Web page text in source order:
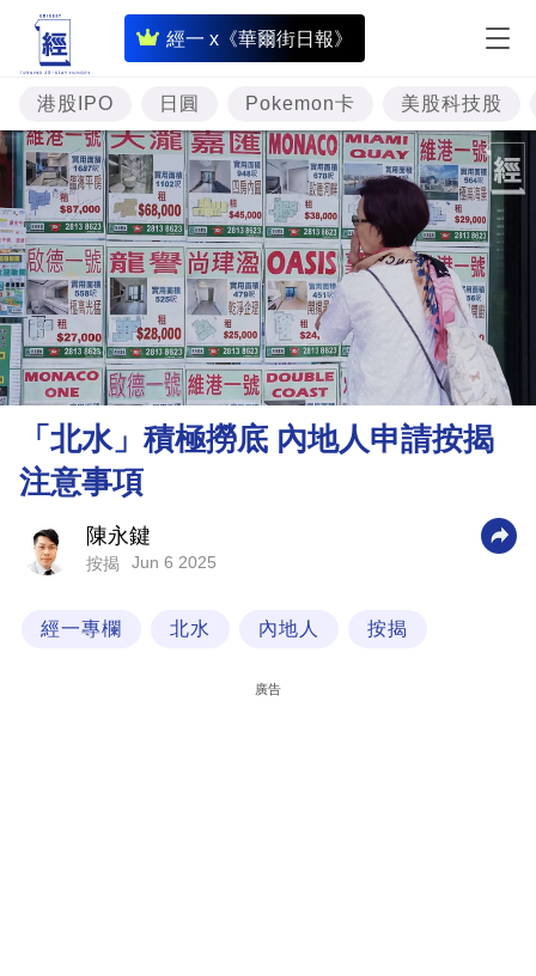
經一 x《華爾街日報》
即
時
財
經
專
題
投
資
樓
市
理
財
科
港股IPO 日圓 Pokemon卡 美股科技股
「北水」積極撈底 內地人申請按揭
注意事項
陳永鍵
按揭 Jun 6 2025
經一專欄 北水 內地人 按揭
廣告